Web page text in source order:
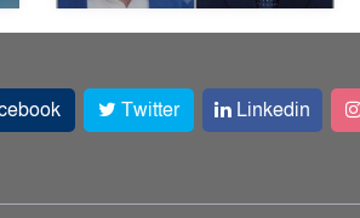
Twitter Linkedin